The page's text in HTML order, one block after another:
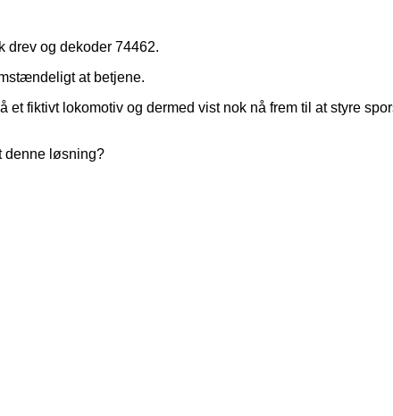
drev og dekoder 74462.
at betjene.
fiktivt lokomotiv og dermed vist nok nå frem til at styre
denne løsning?